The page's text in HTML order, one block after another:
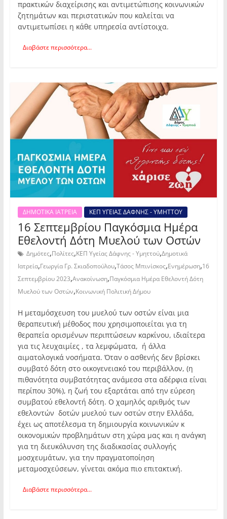
πρακτικών διαχείρισης και αντιμετώπισης κοινωνικών
ζητημάτων και περιστατικών που καλείται να
αντιμετωπίσει η κάθε υπηρεσία αντίστοιχα.
Διαβάστε περισσότερα...
ΔΗΜΟΤΙΚΑ ΙΑΤΡΕΙΑ ΚΕΠ ΥΓΕΙΑΣ ΔΑΦΝΗΣ - ΥΜΗΤΤΟΥ
16 Σεπτεμβρίου Παγκόσμια Ημέρα
Εθελοντή Δότη Μυελού των Οστών
Δημότες,Πολίτες,ΚΕΠ Υγείας Δάφνης - Υμηττού,Δημοτικά
Ιατρεία,Γεωργία Γρ. Σκιαδοπούλου,Τάσος Μπινίσκος,Ενημέρωση,16
Σεπτεμβρίου 2023,Ανακοίνωση,Παγκόσμια Ημέρα Εθελοντή Δότη
Μυελού των Οστών,Κοινωνική Πολιτική Δήμου
Η μεταμόσχευση του μυελού των οστών είναι μια
θεραπευτική μέθοδος που χρησιμοποιείται για τη
θεραπεία ορισμένων περιπτώσεων καρκίνου, ιδιαίτερα
για τις λευχαιμίες , τα λεμφώματα, ή άλλα
αιματολογικά νοσήματα. Όταν ο ασθενής δεν βρίσκει
συμβατό δότη στο οικογενειακό του περιβάλλον, (η
πιθανότητα συμβατότητας ανάμεσα στα αδέρφια είναι
περίπου 30%), η ζωή του εξαρτάται από την εύρεση
συμβατού εθελοντή δότη. Ο χαμηλός αριθμός των
εθελοντών δοτών μυελού των οστών στην Ελλάδα,
έχει ως αποτέλεσμα τη δημιουργία κοινωνικών κ
οικονομικών προβλημάτων στη χώρα μας και η ανάγκη
για τη διευκόλυνση της διαδικασίας συλλογής
μοσχευμάτων, για την πραγματοποίηση
μεταμοσχεύσεων, γίνεται ακόμα πιο επιτακτική.
Διαβάστε περισσότερα...